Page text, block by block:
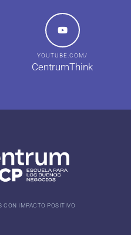
YOUTUBE.COM/
CentrumThink
CON IMPACTO POSITIVO